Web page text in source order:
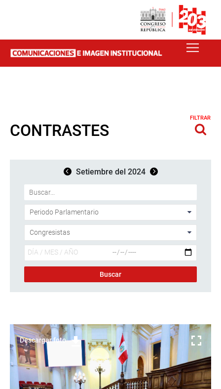
CONTRASTES
FILTRAR
Setiembre del 2024
Descargar foto